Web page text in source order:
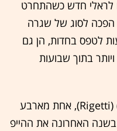
לראלי חדש כשהתחרט
הפכה לסוג של שגרה
לטפס בחדות, הן גם
בתוך שבועות
‏) (Rigetti), אחת מארבע
בשנה האחרונה את ההייפ